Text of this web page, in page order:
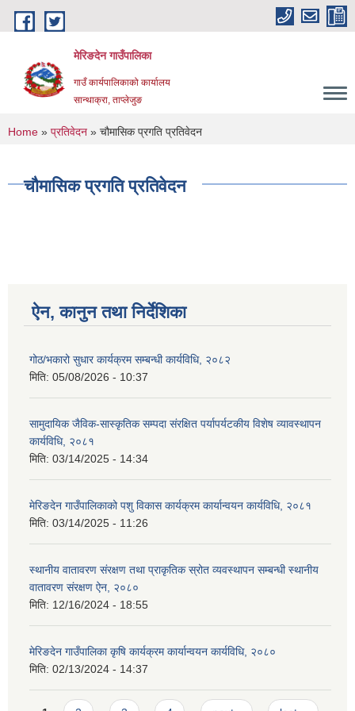
Skip to main content
मेरिङदेन गाउँपालिका
गाउँ कार्यपालिकाको कार्यालय
सान्थाक्रा, ताप्लेजुङ
You are here
Home » प्रतिवेदन » चौमासिक प्रगति प्रतिवेदन
चौमासिक प्रगति प्रतिवेदन
ऐन, कानुन तथा निर्देशिका
गोठ/भकारो सुधार कार्यक्रम सम्बन्धी कार्यविधि, २०८२
मिति: 05/08/2026 - 10:37
सामुदायिक जैविक-सास्कृतिक सम्पदा संरक्षित पर्यापर्यटकीय विशेष व्यावस्थापन
कार्यविधि, २०८१
मिति: 03/14/2025 - 14:34
मेरिङदेन गाउँपालिकाको पशु विकास कार्यक्रम कार्यान्वयन कार्यविधि, २०८१
मिति: 03/14/2025 - 11:26
स्थानीय वातावरण संरक्षण तथा प्राकृतिक स्रोत व्यवस्थापन सम्बन्धी स्थानीय
वातावरण संरक्षण ऐन, २०८०
मिति: 12/16/2024 - 18:55
मेरिङदेन गाउँपालिका कृषि कार्यक्रम कार्यान्वयन कार्यविधि, २०८०
मिति: 02/13/2024 - 14:37